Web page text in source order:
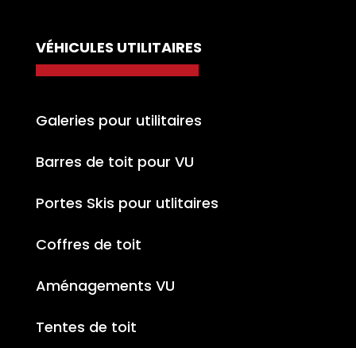
VÉHICULES UTILITAIRES
Galeries pour utilitaires
Barres de toit pour VU
Portes Skis pour utlitaires
Coffres de toit
Aménagements VU
Tentes de toit